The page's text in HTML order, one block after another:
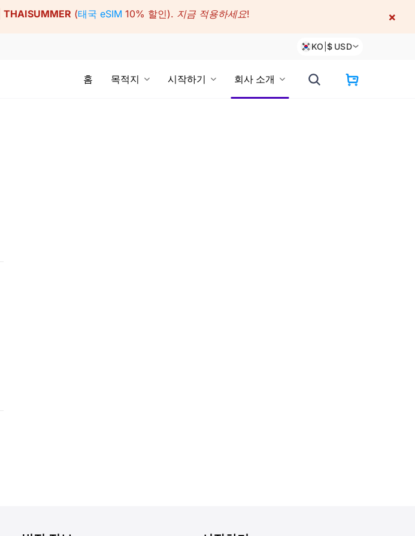
THAISUMMER (태국 eSIM 10% 할인). 지금 적용하세요! ×
KO |$ USD
홈 목적지 시작하기 회사 소개